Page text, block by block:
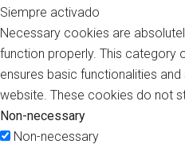
Siempre activado
Necessary cookies are
function properly. This category
ensures basic functionalities
website. These cookies do not
Non-necessary
Non-necessary